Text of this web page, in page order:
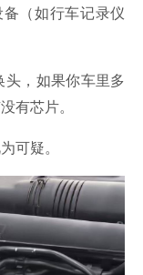
（如行车记录仪
，如果你车里多
有芯片。
可疑。